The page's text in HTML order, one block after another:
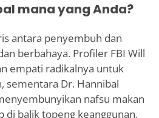
mana yang Anda?
antara penyembuh dan
berbahaya. Profiler FBI Will
empati radikalnya untuk
sementara Dr. Hannibal
nafsu makan
di balik topeng keanggunan.